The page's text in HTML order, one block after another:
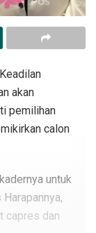
akan
pemilihan
calon
untuk
capres dan